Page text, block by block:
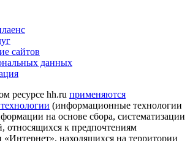
сайтов
данных
ресурсе hh.ru применяются
(информационные технологии
на основе сбора, систематизации
относящихся к предпочтениям
«Интернет», находящихся на территории